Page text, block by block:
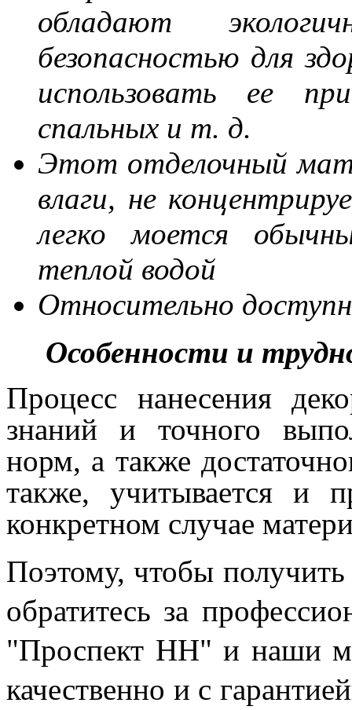
обладают
безопасностью для
использовать ее
спальных и т. д.
Этот отделочный
влаги, не
легко моется
теплой водой
Относительно
Особенности и
Процесс нанесения
знаний и точного
норм, а также
также, учитывается и
конкретном случае
Поэтому, чтобы
обратитесь за
"Проспект НН" и наши
качественно и с